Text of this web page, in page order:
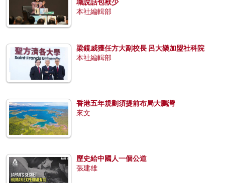
職說話包袱少
本社編輯部
梁鏡威獲任方大副校長 呂大樂加盟社科院
本社編輯部
香港五年規劃須提前布局大鵬灣
來文
歷史給中國人一個公道
張建雄